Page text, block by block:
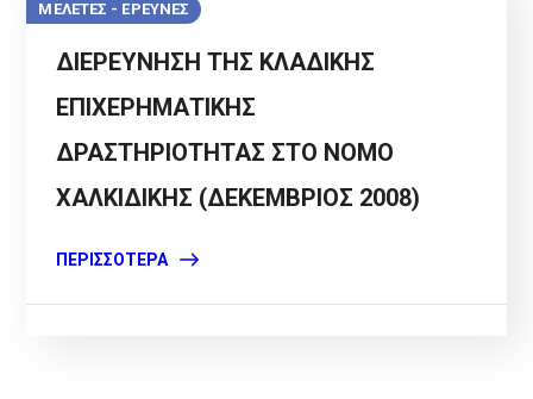
ΜΕΛΕΤΕΣ - ΕΡΕΥΝΕΣ
ΔΙΕΡΕΥΝΗΣΗ ΤΗΣ ΚΛΑΔΙΚΗΣ
ΕΠΙΧΕΡΗΜΑΤΙΚΗΣ
ΔΡΑΣΤΗΡΙΟΤΗΤΑΣ ΣΤΟ ΝΟΜΟ
ΧΑΛΚΙΔΙΚΗΣ (ΔΕΚΕΜΒΡΙΟΣ 2008)
ΠΕΡΙΣΣΌΤΕΡΑ